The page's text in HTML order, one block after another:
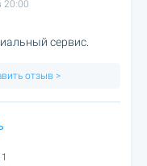
20:00
сервис.
отзыв >